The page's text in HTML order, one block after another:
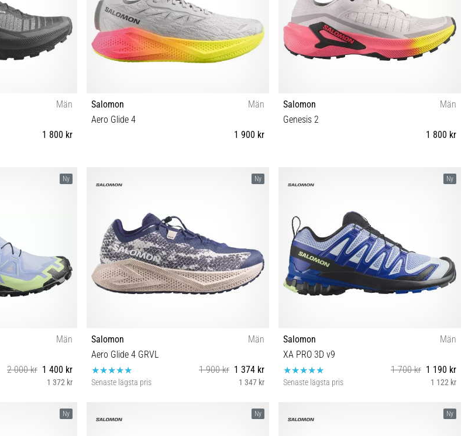
Män
1 800 kr
Salomon
Män
Aero Glide 4
1 900 kr
Salomon
Män
Genesis 2
1 800 kr
Ny
Män
2 000 kr 1 400 kr
1 372 kr
Ny
Salomon
Män
Aero Glide 4 GRVL
1 900 kr 1 374 kr
Senaste lägsta pris 1 347 kr
Ny
Salomon
Män
XA PRO 3D v9
1 700 kr 1 190 kr
Senaste lägsta pris 1 122 kr
Ny Ny Ny